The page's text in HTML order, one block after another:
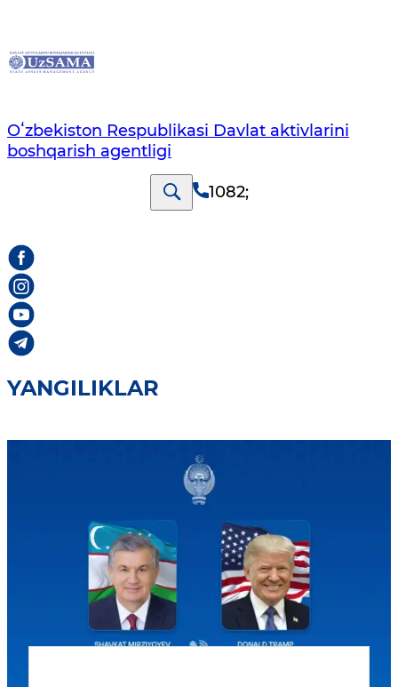
Oʻzbekiston Respublikasi Davlat aktivlarini
boshqarish agentligi
1082;
YANGILIKLAR